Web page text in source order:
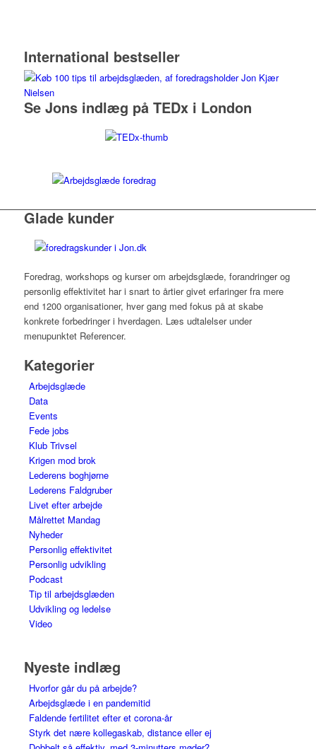
International bestseller
Se Jons indlæg på TEDx i London
Glade kunder
Foredrag, workshops og kurser om arbejdsglæde, forandringer og
personlig effektivitet har i snart to årtier givet erfaringer fra mere
end 1200 organisationer, hver gang med fokus på at skabe
konkrete forbedringer i hverdagen. Læs udtalelser under
menupunktet Referencer.
Kategorier
Arbejdsglæde
Data
Events
Fede jobs
Klub Trivsel
Krigen mod brok
Lederens boghjørne
Lederens Faldgruber
Livet efter arbejde
Målrettet Mandag
Nyheder
Personlig effektivitet
Personlig udvikling
Podcast
Tip til arbejdsglæden
Udvikling og ledelse
Video
Nyeste indlæg
Hvorfor går du på arbejde?
Arbejdsglæde i en pandemitid
Faldende fertilitet efter et corona-år
Styrk det nære kollegaskab, distance eller ej